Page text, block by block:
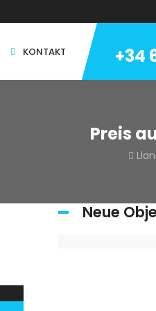
KONTAKT +34
Preis
Neue